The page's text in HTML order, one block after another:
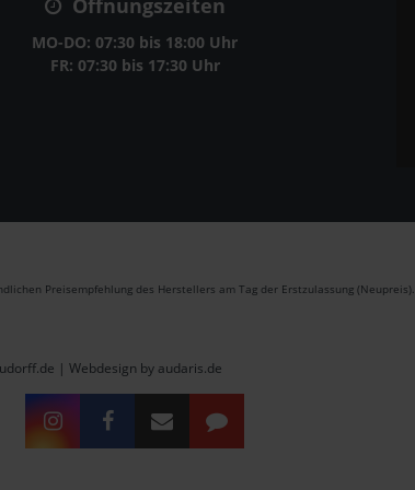
Öffnungszeiten
MO-DO: 07:30 bis 18:00 Uhr
FR: 07:30 bis 17:30 Uhr
Preisempfehlung des Herstellers am Tag der Erstzulassung (Neupreis).
| Webdesign by audaris.de